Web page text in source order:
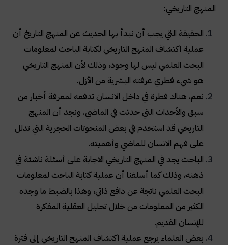
المنهج التاريخي:
الحقيقة التي يجب أن نبدأ بها الحديث عن المنهج التاريخ أن
عملية اكتشاف المنهج التاريخي لكتابة الباحث لمعلومات
البحث العلمي ليس لها وجود، وذلك لأن المنهج التاريخي
هو شيء فطري عرفته البشرية من الأزل.
نعم، هناك فطرة في داخل الانسان تدفعه لمعرفة أخبار من
سبق والأحداث التي حدثت في الماضي. ونجد أن المنهج
التاريخي قد استخدم في بعض المنحوتات الحجرية التي تدلل
على فهم الانسان للماضي وأهميته.
الباحث يجد في المنهج التاريخي الاجابة على أسئلة ناشئة في
ذهنه، وذلك كما أسلفنا أن عملية كتابة الباحث لمعلومات
البحث العلمي ناتجة عن دافع ذاتي، وهذا بالضبط ما وجده
الكثير من المعلومات من خلال تحليل العقلية المفكرة
للإنسان القديم.
بعض العلماء يرجع عملية اكتشاف المنهج التاريخي إلى فترة